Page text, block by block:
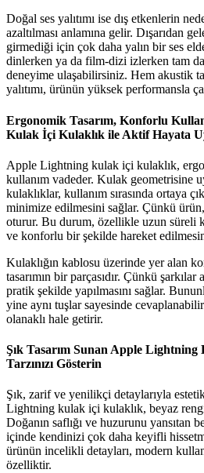
Doğal ses yalıtımı ise dış etkenlerin
azaltılması anlamına gelir. Dışarıdan
girmediği için çok daha yalın bir ses
dinlerken ya da film-dizi izlerken tam
deneyime ulaşabilirsiniz. Hem akustik
yalıtımı, ürünün yüksek performansla
Ergonomik Tasarım, Konforlu
Kulak İçi Kulaklık ile Aktif Hayata
Apple Lightning kulak içi kulaklık,
kullanım vadeder. Kulak geometrisine
kulaklıklar, kullanım sırasında ortaya
minimize edilmesini sağlar. Çünkü
oturur. Bu durum, özellikle uzun süreli
ve konforlu bir şekilde hareket
Kulaklığın kablosu üzerinde yer alan
tasarımın bir parçasıdır. Çünkü
pratik şekilde yapılmasını sağlar.
yine aynı tuşlar sayesinde
olanaklı hale getirir.
Şık Tasarım Sunan Apple
Tarzınızı Gösterin
Şık, zarif ve yenilikçi detaylarıyla
Lightning kulak içi kulaklık, beyaz
Doğanın saflığı ve huzurunu yansıtan
içinde kendinizi çok daha keyifli
ürünün incelikli detayları, modern
özelliktir.